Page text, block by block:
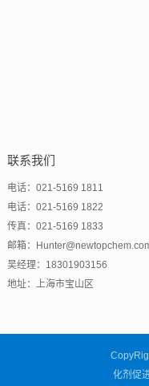
联系我们
电话：021-5169 1811
电话：021-5169 1822
传真：021-5169 1833
邮箱：
吴经理：18301903156
地址：上海市宝山区
化剂促